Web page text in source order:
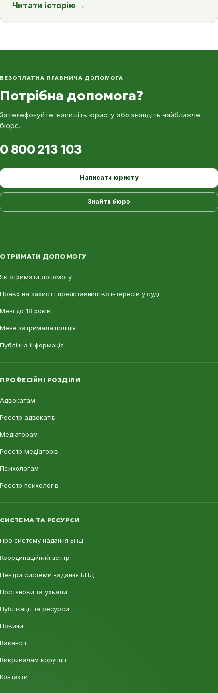
Читати історію →
БЕЗОПЛАТНА ПРАВНИЧА ДОПОМОГА
Потрібна допомога?
Зателефонуйте, напишіть юристу або знайдіть найближче
бюро.
0 800 213 103
Написати юристу
Знайти бюро
ОТРИМАТИ ДОПОМОГУ
Як отримати допомогу
Право на захист і представництво інтересів у суді
Мені до 18 років
Мене затримала поліція
Публічна інформація
ПРОФЕСІЙНІ РОЗДІЛИ
Адвокатам
Реєстр адвокатів
Медіаторам
Реєстр медіаторів
Психологам
Реєстр психологів
СИСТЕМА ТА РЕСУРСИ
Про систему надання БПД
Координаційний центр
Центри системи надання БПД
Постанови та ухвали
Публікації та ресурси
Новини
Вакансії
Викривачам корупції
Контакти